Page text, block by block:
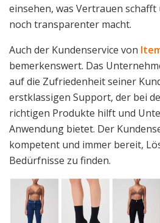
einsehen, was Vertrauen
noch transparenter macht.
Auch der Kundenservice von
bemerkenswert. Das
auf die Zufriedenheit seiner
erstklassigen Support, der bei
richtigen Produkte hilft und
Anwendung bietet. Der
kompetent und immer bereit,
Bedürfnisse zu finden.